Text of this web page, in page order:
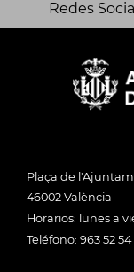
Redes
Plaça de
46002 València
Horarios: lunes a
Teléfono: 963 52 54